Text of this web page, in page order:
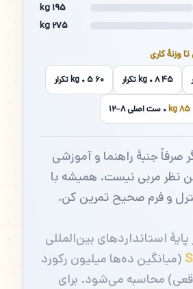
۱۹۵ kg
۲۷۵ kg
وزنهٔ کاری
۴۵ kg • ۸ تکرار ۶۰ kg • ۵ تکرار
۸۵ kg • ست اصلی ۸–۱۲
صرفاً جنبهٔ راهنما و آموزشی
نظر مربی نیست. همیشه با
و فرم صحیح تمرین کن.
استانداردهای بین‌المللی
(میانگین ده‌ها میلیون رکورد
محاسبه می‌شود. برای